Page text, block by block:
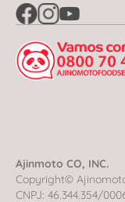
Ajinmoto CO, INC.
Copyright©
CNPJ: 46.344.354/